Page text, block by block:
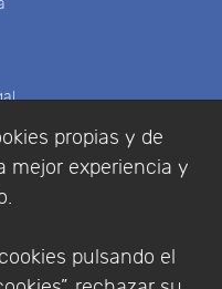
propias y de
mejor experiencia y
pulsando el
compra